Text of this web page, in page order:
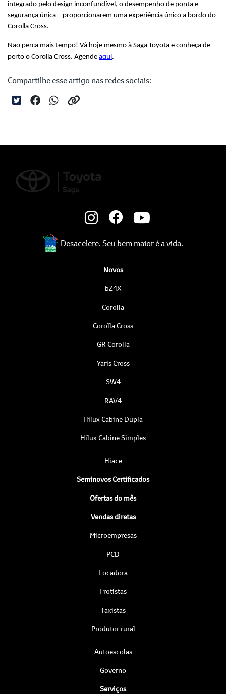
integrado pelo design inconfundível, o desempenho de ponta e
segurança única – proporcionarem uma experiência único a bordo do
Corolla Cross.
Não perca mais tempo! Vá hoje mesmo à Saga Toyota e conheça de
perto o Corolla Cross. Agende aqui.
Compartilhe esse artigo nas redes sociais:
Desacelere. Seu bem maior é a vida.
Novos
bZ4X
Corolla
Corolla Cross
GR Corolla
Yaris Cross
SW4
RAV4
Hilux Cabine Dupla
Hilux Cabine Simples
Hiace
Seminovos Certificados
Ofertas do mês
Vendas diretas
Microempresas
PCD
Locadora
Frotistas
Taxistas
Produtor rural
Autoescolas
Governo
Serviços